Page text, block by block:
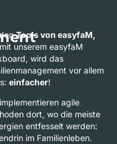
Tools von easyfaM,
unserem easyfaM
wird das
vor allem
einfacher!
agile
dort, wo die meiste
entfesselt werden:
im Familienleben.